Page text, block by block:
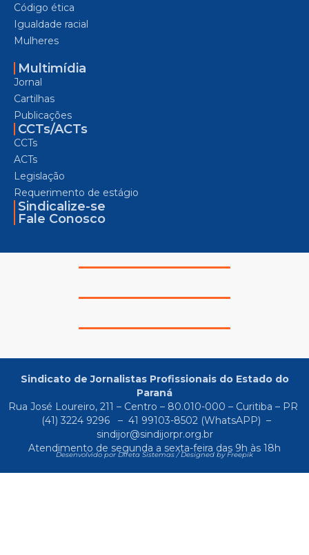
Código ética
Igualdade racial
Mulheres
Multimídia
Jornal
Cartilhas
Publicações
CCTs/ACTs
CCTs
ACTs
Legislação
Requerimento de estágio
Sindicalize-se
Fale Conosco
Sindicato de Jornalistas Profissionais do Estado do
Paraná
Rua José Loureiro, 211 – Centro – 80.010-000 – Curitiba – PR
(41) 3224 9296
– 41 99103-8502(WhatsAPP) –
sindijor@sindijorpr.org.br
Atendimento de segunda a sexta-feira das 9h às 18h
Desenvolvido por Direta Sistemas /Designed by Freepik